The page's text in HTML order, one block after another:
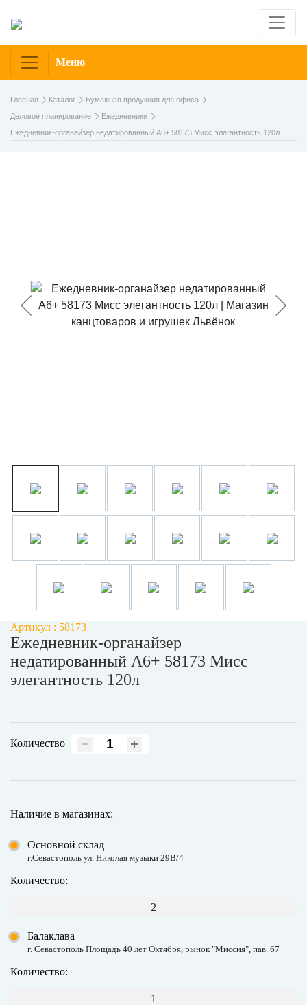
Меню
Главная Каталог
Бумажная продукция для офиса
Деловое планирование
Ежедневники
Ежедневник-органайзер недатированный А6+ 58173 Мисс элегантность 120л
Артикул : 58173
Ежедневник-органайзер
недатированный А6+ 58173 Мисс
элегантность 120л
Количество
Наличие в магазинах:
Основной склад
г.Севастополь ул. Николая музыки 29В/4
Количество:
2
Балаклава
г. Севастополь Площадь 40 лет Октября, рынок "Миссия", пав. 67
Количество:
1